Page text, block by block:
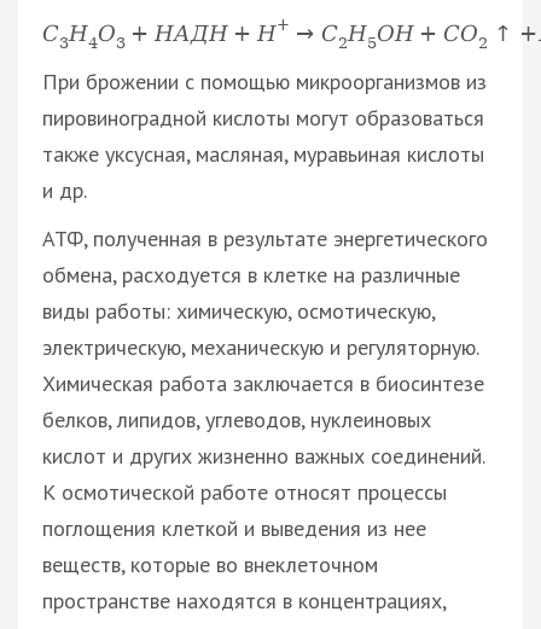
С3Н4О3 + НАДН + Н+ → С2Н5ОН + СО2 ↑ +
При брожении с помощью микроорганизмов из
пировиноградной кислоты могут образоваться
также уксусная, масляная, муравьиная кислоты
и др.
АТФ, полученная в результате энергетического
обмена, расходуется в клетке на различные
виды работы: химическую, осмотическую,
электрическую, механическую и регуляторную.
Химическая работа заключается в биосинтезе
белков, липидов, углеводов, нуклеиновых
кислот и других жизненно важных соединений.
К осмотической работе относят процессы
поглощения клеткой и выведения из нее
веществ, которые во внеклеточном
пространстве находятся в концентрациях,